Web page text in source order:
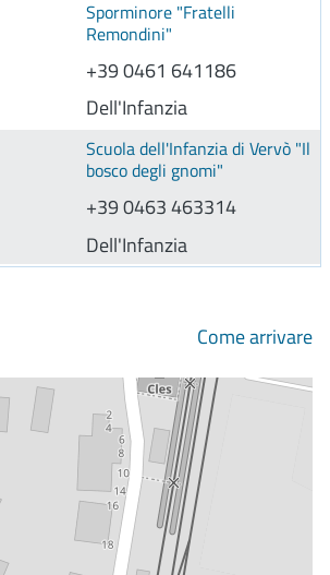
Sporminore "Fratelli
Remondini"
+39 0461 641186
Dell'Infanzia
Scuola dell'Infanzia di Vervò "Il
bosco degli gnomi"
+39 0463 463314
Dell'Infanzia
Come arrivare